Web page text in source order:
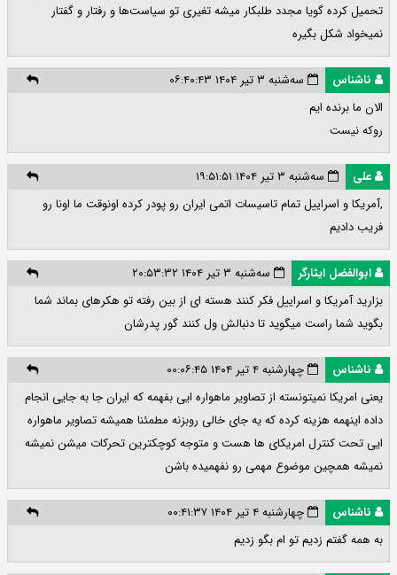
تحمیل کرده گویا مجدد طلبکار میشه تغیری تو سیاست‌ها و رفتار و گفتار
نمیخواد شکل بگیره
ناشناس
سه‌شنبه ۳ تیر ۱۴۰۴ ۰۶:۴۰:۴۳
الان ما برنده ایم
روکه نیست
علی
سه‌شنبه ۳ تیر ۱۴۰۴ ۱۹:۵۱:۵۱
,آمریکا و اسراییل تمام تاسیسات اتمی ایران رو پودر کرده اونوقت ما اونا رو
فریب دادیم
ابوالفضل ایثارگر
سه‌شنبه ۳ تیر ۱۴۰۴ ۲۰:۵۳:۳۲
بزارید آمریکا و اسراییل فکر کنند هسته ای از بین رفته تو هکرهای بماند شما
بگوید شما راست میگوید تا دنبالش ول کنند گور پدرشان
ناشناس
چهارشنبه ۴ تیر ۱۴۰۴ ۰۰:۰۶:۴۵
یعنی امریکا نمیتونسته از تصاویر ماهواره ایی بفهمه که ایران جا به جایی انجام
داده اینهمه هزینه کرده که یه جای خالی روبزنه مطمئنا همیشه تصاویر ماهواره
ایی تحت کنترل امریکای ها هست و متوجه کوچکترین تحرکات میشن نمیشه
نمیشه همچین موضوع مهمی رو نفهمیده باشن
ناشناس
چهارشنبه ۴ تیر ۱۴۰۴ ۰۰:۴۱:۳۷
به همه گفتم زدیم تو ام بگو زدیم